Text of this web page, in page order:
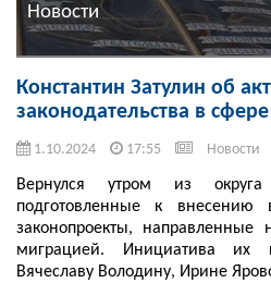
Новости
Константин Затулин об
законодательства в
1.10.2024 17:55 Новости
Вернулся утром из
подготовленные к внесению
законопроекты, направленные
миграцией. Инициатива их
Вячеславу Володину, Ирине